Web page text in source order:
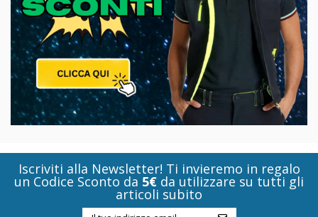
Iscriviti alla Newsletter! Ti invieremo in regalo
un Codice Sconto da 5€ da utilizzare su tutti gli
articoli subito